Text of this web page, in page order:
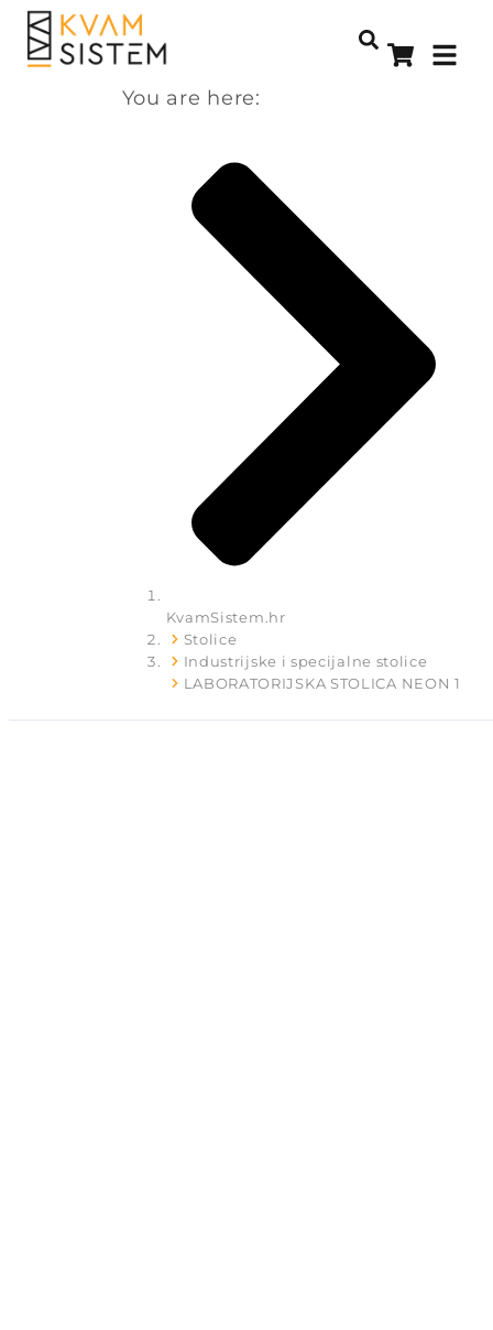
You are here:
KvamSistem.hr
Stolice
Industrijske i specijalne stolice
LABORATORIJSKA STOLICA NEON 1